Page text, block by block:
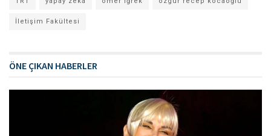
İletişim Fakültesi
ÖNE ÇIKAN HABERLER